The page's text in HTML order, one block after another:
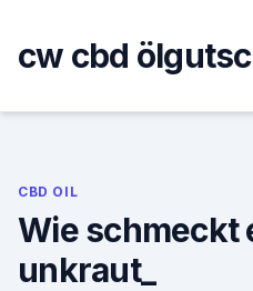
content
cw cbd
CBD OIL
Wie schmeckt
unkraut_